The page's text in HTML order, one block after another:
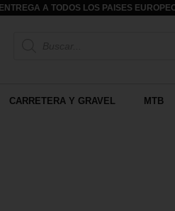
ENTREGA A TODOS LOS PAISES
CARRETERA Y GRAVEL MTB